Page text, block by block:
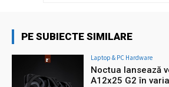
PE SUBIECTE SIMILARE
Laptop & PC Hardware
Noctua lansează
A12x25 G2 în